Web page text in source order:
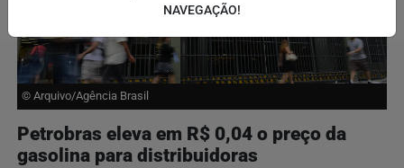
© Arquivo/Agência Brasil
Petrobras eleva em R$ 0,04 o preço da
gasolina para distribuidoras
NAVEGAÇÃO!